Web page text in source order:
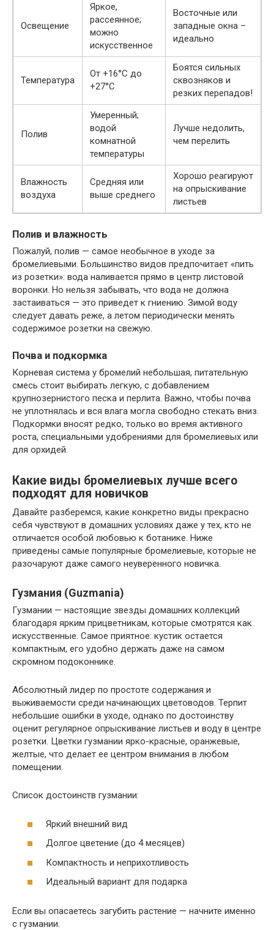
Освещение
Яркое,
рассеянное;
можно
искусственное
Восточные или
западные окна –
идеально
Температура
От +16°C до
+27°C
Боятся сильных
сквозняков и
резких перепадов!
Полив
Умеренный;
водой
комнатной
температуры
Лучше недолить,
чем перелить
Влажность
воздуха
Средняя или
выше среднего
Хорошо реагируют
на опрыскивание
листьев
Полив и влажность
Пожалуй, полив — самое необычное в уходе за
бромелиевыми. Большинство видов предпочитает «пить
из розетки»: вода наливается прямо в центр листовой
воронки. Но нельзя забывать, что вода не должна
застаиваться — это приведет к гниению. Зимой воду
следует давать реже, а летом периодически менять
содержимое розетки на свежую.
Почва и подкормка
Корневая система у бромелий небольшая, питательную
смесь стоит выбирать легкую, с добавлением
крупнозернистого песка и перлита. Важно, чтобы почва
не уплотнялась и вся влага могла свободно стекать вниз.
Подкормки вносят редко, только во время активного
роста, специальными удобрениями для бромелиевых или
для орхидей.
Какие виды бромелиевых лучше всего
подходят для новичков
Давайте разберемся, какие конкретно виды прекрасно
себя чувствуют в домашних условиях даже у тех, кто не
отличается особой любовью к ботанике. Ниже
приведены самые популярные бромелиевые, которые не
разочаруют даже самого неуверенного новичка.
Гузмания (Guzmania)
Гузмании — настоящие звезды домашних коллекций
благодаря ярким прицветникам, которые смотрятся как
искусственные. Самое приятное: кустик остается
компактным, его удобно держать даже на самом
скромном подоконнике.
Абсолютный лидер по простоте содержания и
выживаемости среди начинающих цветоводов. Терпит
небольшие ошибки в уходе, однако по достоинству
оценит регулярное опрыскивание листьев и воду в центре
розетки. Цветки гузмании ярко-красные, оранжевые,
желтые, что делает ее центром внимания в любом
помещении.
Список достоинств гузмании:
Яркий внешний вид
Долгое цветение (до 4 месяцев)
Компактность и неприхотливость
Идеальный вариант для подарка
Если вы опасаетесь загубить растение — начните именно
с гузмании.